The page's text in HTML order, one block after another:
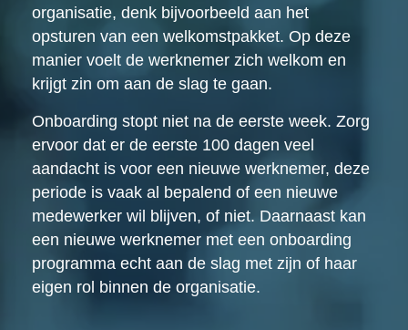
organisatie, denk bijvoorbeeld aan het
opsturen van een welkomstpakket. Op deze
manier voelt de werknemer zich welkom en
krijgt zin om aan de slag te gaan.
Onboarding stopt niet na de eerste week. Zorg
ervoor dat er de eerste 100 dagen veel
aandacht is voor een nieuwe werknemer, deze
periode is vaak al bepalend of een nieuwe
medewerker wil blijven, of niet. Daarnaast kan
een nieuwe werknemer met een onboarding
programma echt aan de slag met zijn of haar
eigen rol binnen de organisatie.